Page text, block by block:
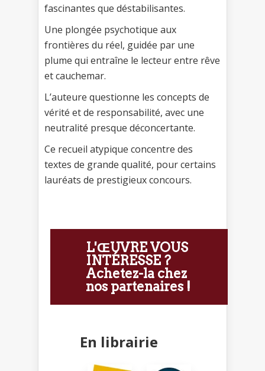
fascinantes que déstabilisantes.
Une plongée psychotique aux
frontières du réel, guidée par une
plume qui entraîne le lecteur entre rêve
et cauchemar.
L’auteure questionne les concepts de
vérité et de responsabilité, avec une
neutralité presque déconcertante.
Ce recueil atypique concentre des
textes de grande qualité, pour certains
lauréats de prestigieux concours.
L'ŒUVRE VOUS
INTÉRESSE ?
Achetez-la chez
nos partenaires !
En librairie